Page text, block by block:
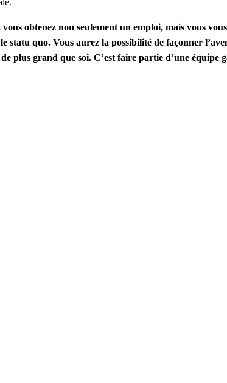
obtenez non seulement un emploi, mais vous
statu quo. Vous aurez la possibilité de façonner
plus grand que soi. C’est faire partie d’une équipe